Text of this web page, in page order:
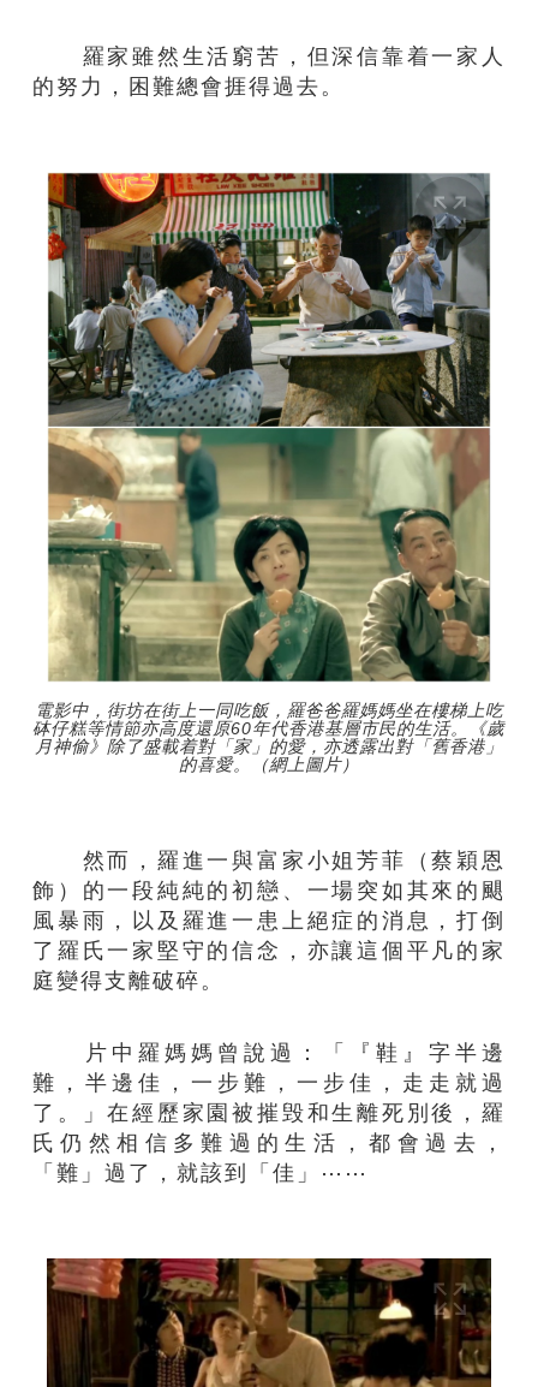
羅家雖然生活窮苦，但深信靠着一家人
的努力，困難總會捱得過去。
電影中，街坊在街上一同吃飯，羅爸爸羅媽媽坐在樓梯上吃
砵仔糕等情節亦高度還原60年代香港基層市民的生活。《歲
月神偷》除了盛載着對「家」的愛，亦透露出對「舊香港」
的喜愛。（網上圖片）
然而，羅進一與富家小姐芳菲（蔡穎恩
飾）的一段純純的初戀、一場突如其來的颶
風暴雨，以及羅進一患上絕症的消息，打倒
了羅氏一家堅守的信念，亦讓這個平凡的家
庭變得支離破碎。
片中羅媽媽曾說過：「『鞋』字半邊
難，半邊佳，一步難，一步佳，走走就過
了。」在經歷家園被摧毁和生離死別後，羅
氏仍然相信多難過的生活，都會過去，
「難」過了，就該到「佳」⋯⋯